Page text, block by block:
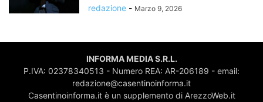
redazione - Marzo 9, 2026
INFORMA MEDIA S.R.L.
P.IVA: 02378340513 - Numero REA: AR-206189 - email:
redazione@casentinoinforma.it
Casentinoinforma.it è un supplemento di ArezzoWeb.it